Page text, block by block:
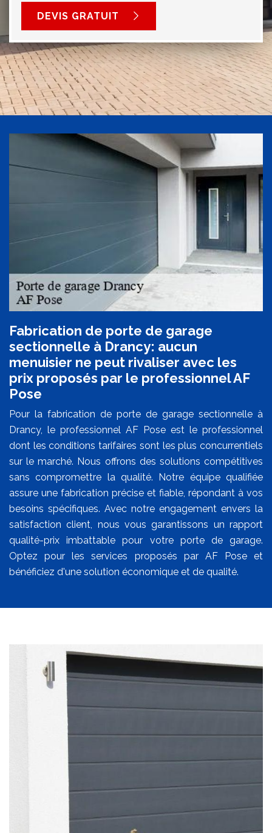
DEVIS GRATUIT
Fabrication de porte de garage
sectionnelle à Drancy: aucun
menuisier ne peut rivaliser avec les
prix proposés par le professionnel AF
Pose
Pour la fabrication de porte de garage sectionnelle à
Drancy, le professionnel AF Pose est le professionnel
dont les conditions tarifaires sont les plus concurrentiels
sur le marché. Nous offrons des solutions compétitives
sans compromettre la qualité. Notre équipe qualifiée
assure une fabrication précise et fiable, répondant à vos
besoins spécifiques. Avec notre engagement envers la
satisfaction client, nous vous garantissons un rapport
qualité-prix imbattable pour votre porte de garage.
Optez pour les services proposés par AF Pose et
bénéficiez d'une solution économique et de qualité.